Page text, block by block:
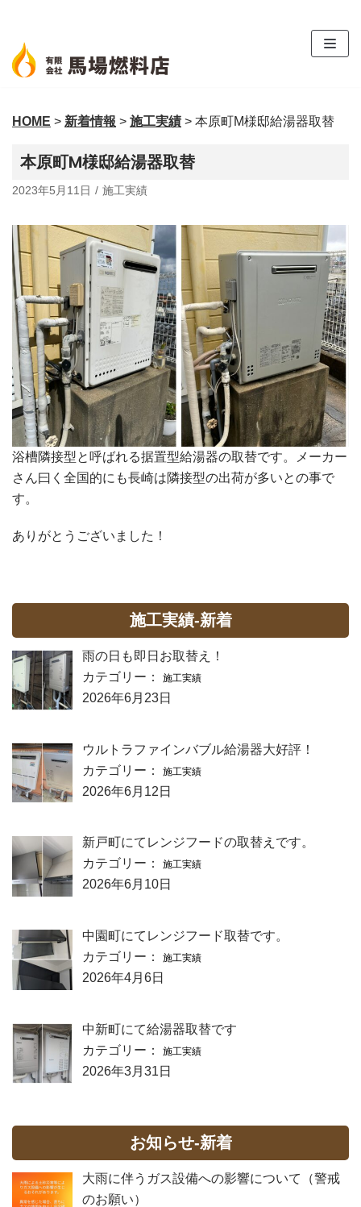
ン
テ
ン
へ
キ
ッ
HOME > 新着情報 > 施工実績 > 本原町M様邸給湯器取替
本原町M様邸給湯器取替
2023年5月11日 施工実績
浴槽隣接型と呼ばれる据置型給湯器の取替です。メーカー
さん曰く全国的にも長崎は隣接型の出荷が多いとの事で
す。
ありがとうございました！
施工実績-新着
雨の日も即日お取替え！
カテゴリー：
施工実績
2026年6月23日
ウルトラファインバブル給湯器大好評！
カテゴリー：
施工実績
2026年6月12日
新戸町にてレンジフードの取替えです。
カテゴリー：
施工実績
2026年6月10日
中園町にてレンジフード取替です。
カテゴリー：
施工実績
2026年4月6日
中新町にて給湯器取替です
カテゴリー：
施工実績
2026年3月31日
お知らせ-新着
大雨に伴うガス設備への影響について（警戒
のお願い）